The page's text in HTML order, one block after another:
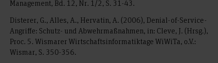
Management, Bd. 12, Nr. 1/2, S. 31-43.
Disterer, G., Alles, A., Hervatin, A. (2006), Denial-of-Service-
Angriffe: Schutz- und Abwehrmaßnahmen, in: Cleve, J. (Hrsg.),
Proc. 5. Wismarer Wirtschaftsinformatiktage WiWiTa, o.V.:
Wismar, S. 350-356.